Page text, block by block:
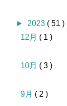
► 2023 ( 51 )
12月 ( 1 )
10月 ( 3 )
9月 ( 2 )